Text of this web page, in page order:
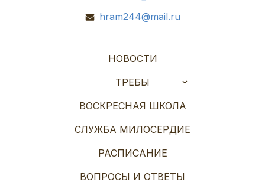
hram244@mail.ru
НОВОСТИ
ТРЕБЫ
ВОСКРЕСНАЯ ШКОЛА
СЛУЖБА МИЛОСЕРДИЕ
РАСПИСАНИЕ
ВОПРОСЫ И ОТВЕТЫ